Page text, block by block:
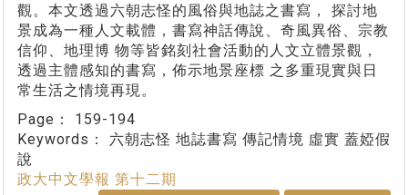
觀。本文透過六朝志怪的風俗與地誌之書寫， 探討地
景成為一種人文載體，書寫神話傳說、奇風異俗、宗教
信仰、地理博 物等皆銘刻社會活動的人文立體景觀，
透過主體感知的書寫，佈示地景座標 之多重現實與日
常生活之情境再現。
Page： 159-194
Keywords： 六朝志怪 地誌書寫 傳記情境 虛實 蓋婭假
說
政大中文學報 第十二期